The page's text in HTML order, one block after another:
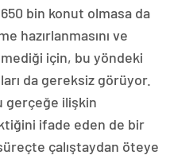
650 bin konut olmasa da
hazırlanmasını ve
için, bu yöndeki
da gereksiz görüyor.
gerçeğe ilişkin
ifade eden de bir
çalıştaydan öteye